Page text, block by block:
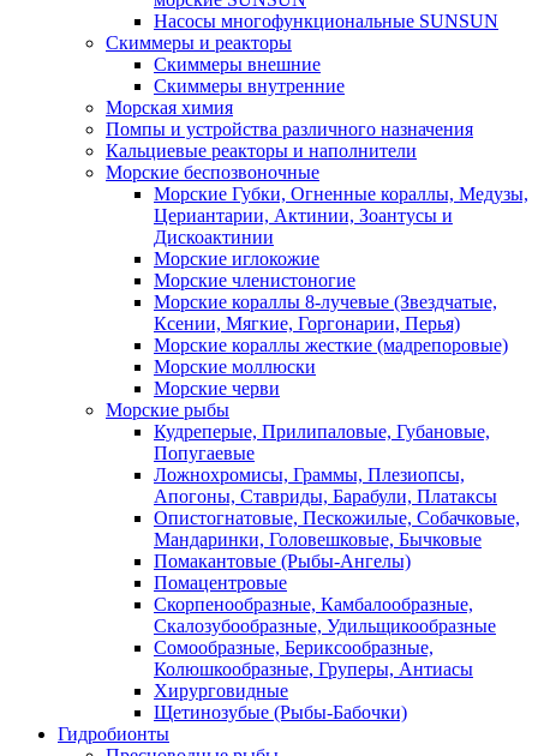
Насосы многофункциональные SUNSUN
Скиммеры и реакторы
Скиммеры внешние
Скиммеры внутренние
Морская химия
Помпы и устройства различного назначения
Кальциевые реакторы и наполнители
Морские беспозвоночные
Морские Губки, Огненные кораллы, Медузы,
Цериантарии, Актинии, Зоантусы и
Дискоактинии
Морские иглокожие
Морские членистоногие
Морские кораллы 8-лучевые (Звездчатые,
Ксении, Мягкие, Горгонарии, Перья)
Морские кораллы жесткие (мадрепоровые)
Морские моллюски
Морские черви
Морские рыбы
Кудреперые, Прилипаловые, Губановые,
Попугаевые
Ложнохромисы, Граммы, Плезиопсы,
Апогоны, Ставриды, Барабули, Платаксы
Опистогнатовые, Пескожилые, Собачковые,
Мандаринки, Головешковые, Бычковые
Помакантовые (Рыбы-Ангелы)
Помацентровые
Скорпенообразные, Камбалообразные,
Скалозубообразные, Удильщикообразные
Сомообразные, Бериксообразные,
Колюшкообразные, Груперы, Антиасы
Хирурговидные
Щетинозубые (Рыбы-Бабочки)
Гидробионты